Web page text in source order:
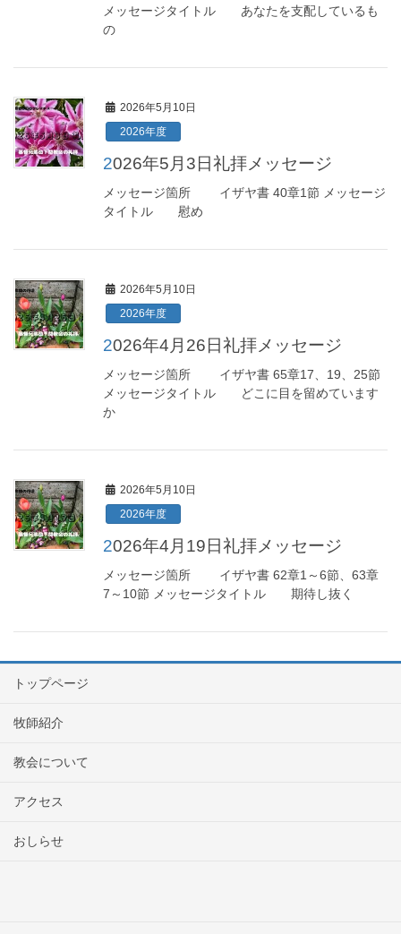
メッセージタイトル あなたを支配しているも
の
2026年5月10日
2026年度
2026年5月3日礼拝メッセージ
メッセージ箇所 イザヤ書 40章1節 メッセージ
タイトル 慰め
2026年5月10日
2026年度
2026年4月26日礼拝メッセージ
メッセージ箇所 イザヤ書 65章17、19、25節
メッセージタイトル どこに目を留めています
か
2026年5月10日
2026年度
2026年4月19日礼拝メッセージ
メッセージ箇所 イザヤ書 62章1～6節、63章
7～10節 メッセージタイトル 期待し抜く
トップページ
牧師紹介
教会について
アクセス
おしらせ